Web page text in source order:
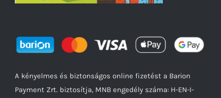
A kényelmes és biztonságos online fizetést a Barion
Payment Zrt. biztosítja, MNB engedély száma: H-EN-I-